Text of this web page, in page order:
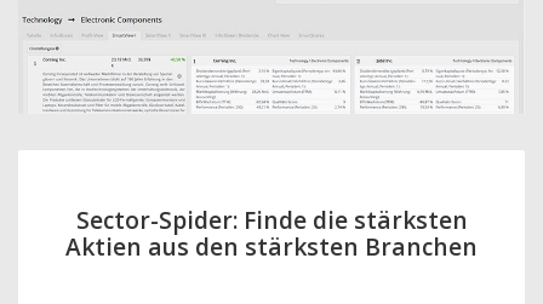
Sector-Spider: Finde die stärksten
Aktien aus den stärksten Branchen